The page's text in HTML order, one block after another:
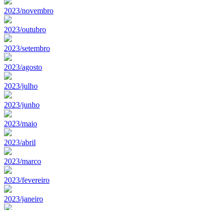
2023/novembro
2023/outubro
2023/setembro
2023/agosto
2023/julho
2023/junho
2023/maio
2023/abril
2023/marco
2023/fevereiro
2023/janeiro